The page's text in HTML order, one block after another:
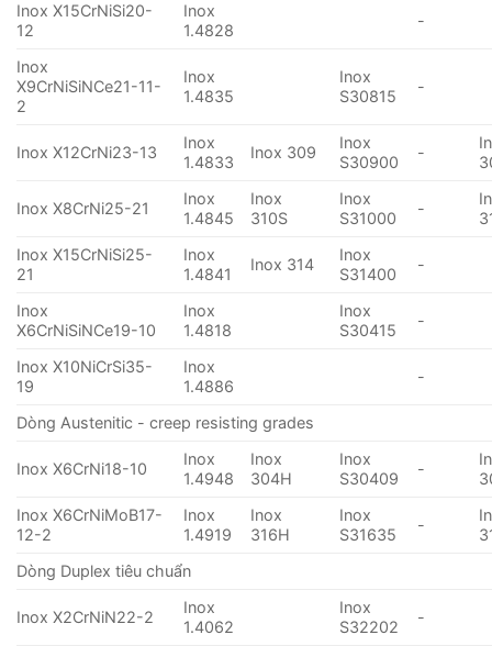
Inox X15CrNiSi20-
12
Inox
1.4828
-
Inox
X9CrNiSiNCe21-11-
2
Inox
1.4835
Inox
S30815
-
Inox X12CrNi23-13
Inox
1.4833
Inox 309
Inox
S30900
-
Inox X8CrNi25-21
Inox
1.4845
Inox
310S
Inox
S31000
-
Inox X15CrNiSi25-
21
Inox
1.4841
Inox 314
Inox
S31400
-
Inox
X6CrNiSiNCe19-10
Inox
1.4818
Inox
S30415
-
Inox X10NiCrSi35-
19
Inox
1.4886
-
Dòng Austenitic - creep resisting grades
Inox X6CrNi18-10
Inox
1.4948
Inox
304H
Inox
S30409
-
Inox X6CrNiMoB17-
12-2
Inox
1.4919
Inox
316H
Inox
S31635
-
Dòng Duplex tiêu chuẩn
Inox X2CrNiN22-2
Inox
1.4062
Inox
S32202
-